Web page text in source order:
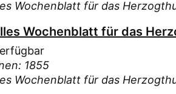
Wochenblatt für das
Wochenblatt für das
1855
Wochenblatt für das